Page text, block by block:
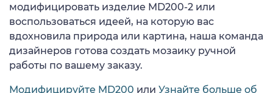
модифицировать изделие MD200-2 или
воспользоваться идеей, на которую вас
вдохновила природа или картина, наша команда
дизайнеров готова создать мозаику ручной
работы по вашему заказу.
Модифицируйте MD200 или Узнайте больше об